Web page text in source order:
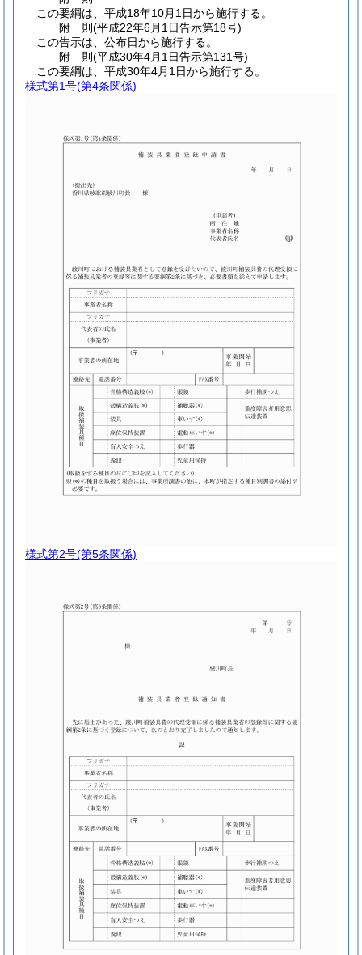
この要綱は、平成18年10月1日から施行する。
附 則(平成22年6月1日告示第18号)
この告示は、公布日から施行する。
附 則(平成30年4月1日告示第131号)
この要綱は、平成30年4月1日から施行する。
様式第1号(第4条関係)
様式第2号(第5条関係)